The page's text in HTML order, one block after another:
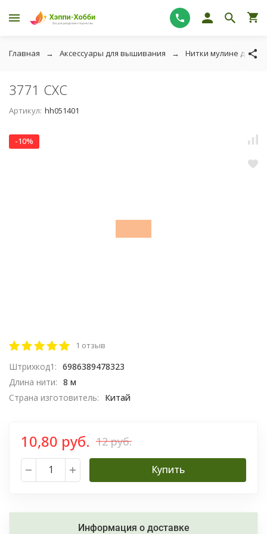
Главная Аксессуары для вышивания Нитки мулине для
3771 СХС
Артикул: hh051401
-10%
1 отзыв
Штрихкод1: 6986389478323
Длина нити: 8 м
Страна изготовитель:
Китай
10,80 руб. 12 руб.
Купить
Информация о доставке